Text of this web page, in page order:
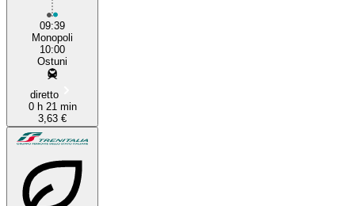
09:39
Monopoli
10:00
Ostuni
diretto
0 h 21 min
3,63 €